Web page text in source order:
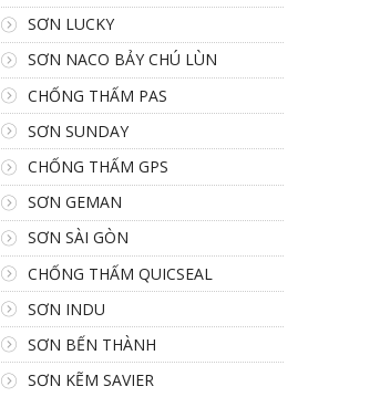
SƠN LUCKY
SƠN NACO BẢY CHÚ LÙN
CHỐNG THẤM PAS
SƠN SUNDAY
CHỐNG THẤM GPS
SƠN GEMAN
SƠN SÀI GÒN
CHỐNG THẤM QUICSEAL
SƠN INDU
SƠN BẾN THÀNH
SƠN KẼM SAVIER